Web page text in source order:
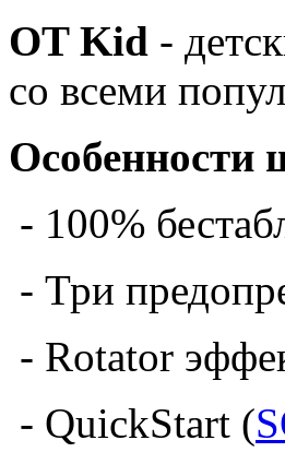
OT Kid -
со всеми
Особенности
- 100%
- Три
- Rotator
- QuickStart (